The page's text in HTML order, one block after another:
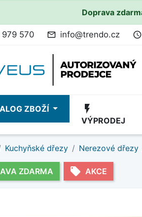
Doprava
979 570 mail_outline info@trendo.cz access_time
ZBOŽÍ flash_on
VÝPRODEJ
Kuchyňské dřezy Nerezové dřezy
ZDARMA local_offer AKCE